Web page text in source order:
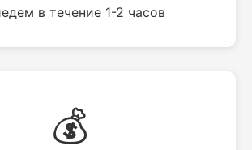
в течение 1-2 часов
💰